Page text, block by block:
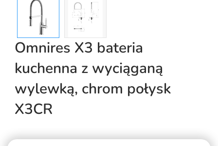
Omnires X3 bateria
kuchenna z wyciąganą
wylewką, chrom połysk
X3CR